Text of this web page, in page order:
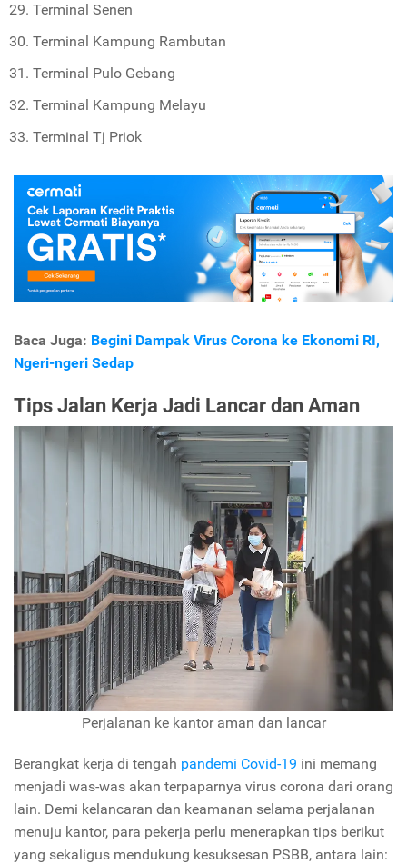
Terminal Senen
Terminal Kampung Rambutan
Terminal Pulo Gebang
Terminal Kampung Melayu
Terminal Tj Priok
Baca Juga: Begini Dampak Virus Corona ke Ekonomi RI,
Ngeri-ngeri Sedap
Tips Jalan Kerja Jadi Lancar dan Aman
Perjalanan ke kantor aman dan lancar
Berangkat kerja di tengah pandemi Covid-19 ini memang
menjadi was-was akan terpaparnya virus corona dari orang
lain. Demi kelancaran dan keamanan selama perjalanan
menuju kantor, para pekerja perlu menerapkan tips berikut
yang sekaligus mendukung kesuksesan PSBB, antara lain: